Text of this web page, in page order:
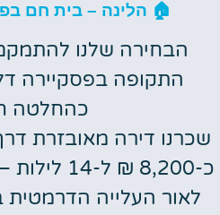
🏠 הלינה – בית חם
הבחירה שלנו
התקופה בפסקיירה
כהחלטה
כ-8,200 ₪
לאור העלייה הדרמטית